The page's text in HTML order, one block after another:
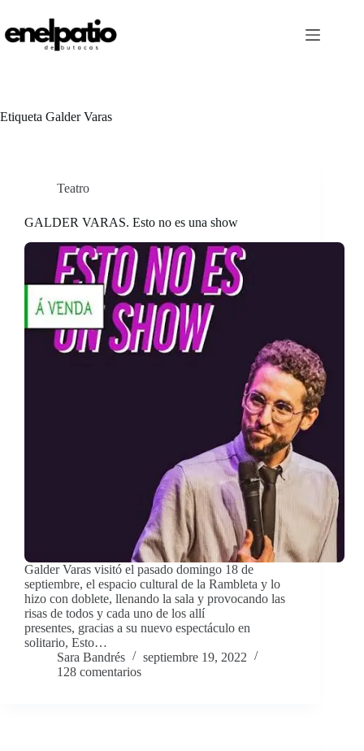
contenido
Etiqueta Galder Varas
Teatro
GALDER VARAS. Esto no es una show
Galder Varas visitó el pasado domingo 18 de
septiembre, el espacio cultural de la Rambleta y lo
hizo con doblete, llenando la sala y provocando las
risas de todos y cada uno de los allí
presentes, gracias a su nuevo espectáculo en
solitario, Esto…
Sara Bandrés
septiembre 19, 2022
128 comentarios